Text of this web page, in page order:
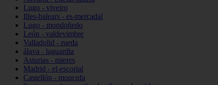
Lugo - viveiro
Illes-balears - es-mercadal
Lugo - mondoñedo
León - valdevimbre
Valladolid - rueda
álava - laguardia
Asturias - mieres
Madrid - el-escorial
Castellón - moncofa